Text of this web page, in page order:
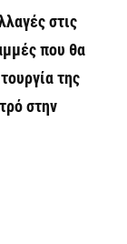
στις
που θα
της
στην